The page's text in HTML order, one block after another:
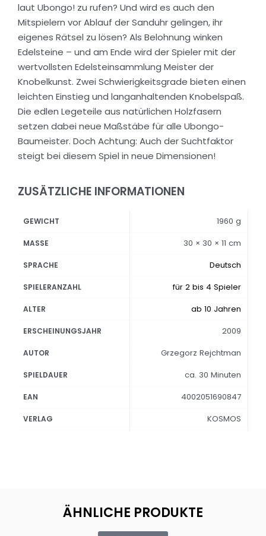
laut Ubongo! zu rufen? Und wird es auch den
Mitspielern vor Ablauf der Sanduhr gelingen, ihr
eigenes Rätsel zu lösen? Als Belohnung winken
Edelsteine – und am Ende wird der Spieler mit der
wertvollsten Edelsteinsammlung Meister der
Knobelkunst. Zwei Schwierigkeitsgrade bieten einen
leichten Einstieg und langanhaltenden Knobelspaß.
Die edlen Legeteile aus natürlichen Holzfasern
setzen dabei neue Maßstäbe für alle Ubongo-
Baumeister. Doch Achtung: Auch der Suchtfaktor
steigt bei diesem Spiel in neue Dimensionen!
ZUSÄTZLICHE INFORMATIONEN
GEWICHT 1960 g
MASSE 30 × 30 × 11 cm
SPRACHE Deutsch
SPIELERANZAHL für 2 bis 4 Spieler
ALTER ab 10 Jahren
ERSCHEINUNGSJAHR 2009
AUTOR Grzegorz Rejchtman
SPIELDAUER ca. 30 Minuten
EAN 4002051690847
VERLAG KOSMOS
ÄHNLICHE PRODUKTE